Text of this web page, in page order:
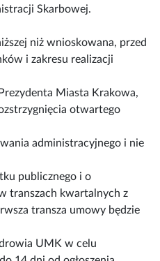
Skarbowej.
niż wnioskowana, przed
i zakresu realizacji
Miasta Krakowa,
otwartego
administracyjnego i nie
publicznego i o
transzach kwartalnych z
transza umowy będzie
UMK w celu